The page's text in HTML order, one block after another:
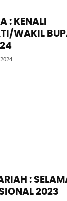
: KENALI
WAKIL
:
2023